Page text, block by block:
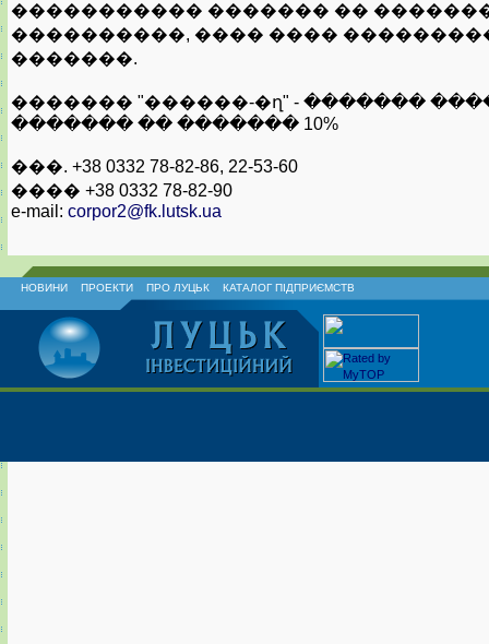
����������� ������� ��
����������, ���� ����
�������.
������� "������-�ղ" - �������
������� �� ������� 10%
���. +38 0332 78-82-86, 22-53-60
���� +38 0332 78-82-90
e-mail: corpor2@fk.lutsk.ua
НОВИНИ ПРОЕКТИ ПРО ЛУЦЬК КАТАЛОГ ПІДПРИЄМСТВ